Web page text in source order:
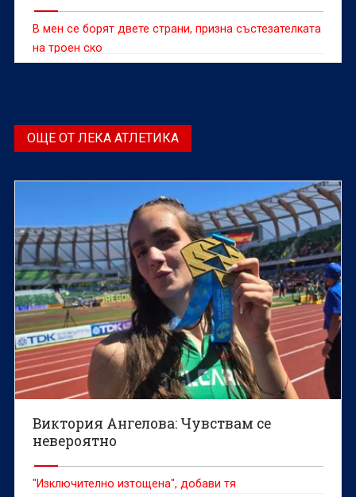
В мен се борят двете страни, призна състезателката
на троен ско
ОЩЕ ОТ ЛЕКА АТЛЕТИКА
Виктория Ангелова: Чувствам се
невероятно
"Изключително изтощена", добави тя